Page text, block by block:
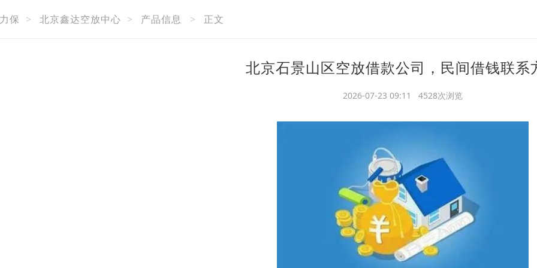
保 > 北京鑫达空放中心 > 产品信息 > 正文
北京石景山区空放借款公司，民间借钱联系
2026-07-23 09:11 4528次浏览